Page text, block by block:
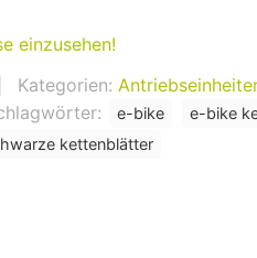
einzusehen!
Kategorien:
e-bike
e-bike
kettenblätter